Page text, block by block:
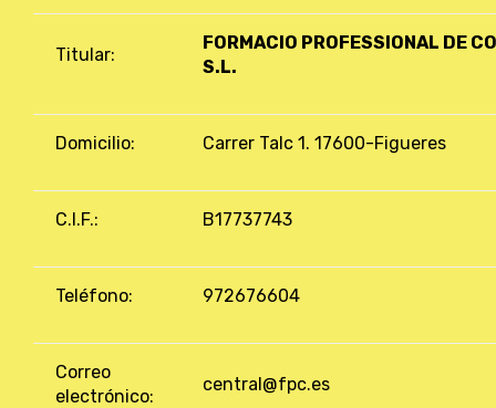
Titular:
FORMACIO PROFESSIONAL DE
S.L.
Domicilio: Carrer Talc 1. 17600-Figueres
C.I.F.: B17737743
Teléfono: 972676604
Correo
electrónico:
central@fpc.es